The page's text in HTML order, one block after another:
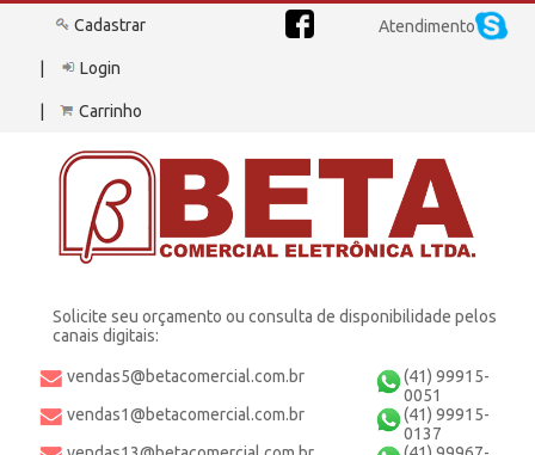
Cadastrar
Login
Carrinho
Atendimento
Solicite seu orçamento ou consulta de disponibilidade pelos
canais digitais:
(41) 99915-
0051
vendas5@betacomercial.com.br
(41) 99915-
0137
vendas1@betacomercial.com.br